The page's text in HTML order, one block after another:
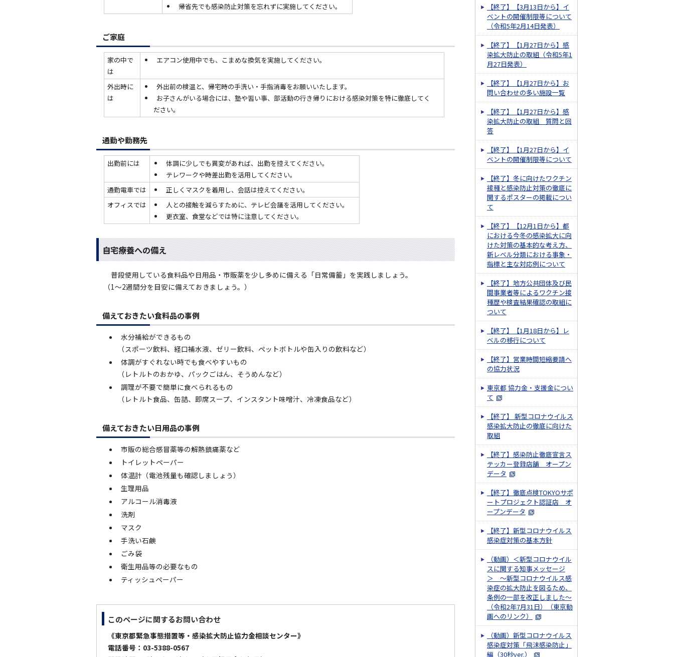
帰省先でも感染防止対策を忘れずに実施してください。
ご家庭
家の中で
は
エアコン使用中でも、こまめな換気を実施してください。
外出時に
は
外出前の検温と、帰宅時の手洗い・手指消毒をお願いいたします。
お子さんがいる場合には、塾や習い事、部活動の行き帰りにおける感染対策を特に徹底してく
ださい。
通勤や勤務先
出勤前には
体調に少しでも異変があれば、出勤を控えてください。
テレワークや時差出勤を活用してください。
通勤電車では
正しくマスクを着用し、会話は控えてください。
オフィスでは
人との接触を減らすために、テレビ会議を活用してください。
更衣室、食堂などでは特に注意してください。
自宅療養への備え
普段使用している食料品や日用品・市販薬を少し多めに備える「日常備蓄」を実践しましょう。
（1～2週間分を目安に備えておきましょう。）
備えておきたい食料品の事例
水分補給ができるもの
（スポーツ飲料、経口補水液、ゼリー飲料、ペットボトルや缶入りの飲料など）
体調がすぐれない時でも食べやすいもの
（レトルトのおかゆ、パックごはん、そうめんなど）
調理が不要で簡単に食べられるもの
（レトルト食品、缶詰、即席スープ、インスタント味噌汁、冷凍食品など）
備えておきたい日用品の事例
市販の総合感冒薬等の解熱鎮痛薬など
トイレットペーパー
体温計（電池残量も確認しましょう）
生理用品
アルコール消毒液
洗剤
マスク
手洗い石鹸
ごみ袋
衛生用品等の必要なもの
ティッシュペーパー
このページに関するお問い合わせ
《東京都緊急事態措置等・感染拡大防止協力金相談センター》
電話番号：03-5388-0567
【終了】【3月13日から】イ
ベントの開催制限等について
（令和5年2月14日発表）
【終了】【1月27日から】感
染拡大防止の取組（令和5年1
月27日発表）
【終了】【1月27日から】お
問い合わせの多い施設一覧
【終了】【1月27日から】感
染拡大防止の取組 質問と回
答
【終了】【1月27日から】イ
ベントの開催制限等について
【終了】冬に向けたワクチン
接種と感染防止対策の徹底に
関するポスターの掲載につい
て
【終了】【12月1日から】都
における今冬の感染拡大に向
けた対策の基本的な考え方、
新レベル分類における事象・
指標と主な対応例について
【終了】地方公共団体及び民
間事業者等によるワクチン接
種歴や検査結果確認の取組に
ついて
【終了】【1月18日から】レ
ベルの移行について
【終了】営業時間短縮要請へ
の協力状況
東京都 協力金・支援金につい
て
【終了】 新型コロナウイルス
感染拡大防止の徹底に向けた
取組
【終了】感染防止徹底宣言ス
テッカー登録店舗 オープン
データ
【終了】徹底点検TOKYOサポ
ートプロジェクト認証店 オ
ープンデータ
【終了】新型コロナウイルス
感染症対策の基本方針
（動画）＜新型コロナウイル
スに関する知事メッセージ
＞ ～新型コロナウイルス感
染症の拡大防止を図るため、
条例の一部を改正しました～
（令和2年7月31日）（東京動
画へのリンク）
（動画）新型コロナウイルス
感染症対策「飛沫感染防止」
編（30秒ver.）